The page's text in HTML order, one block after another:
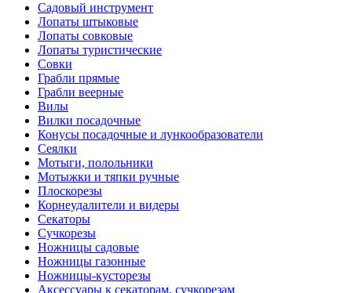
Садовый инструмент
Лопаты штыковые
Лопаты совковые
Лопаты туристические
Совки
Грабли прямые
Грабли веерные
Вилы
Вилки посадочные
Конусы посадочные и лункообразователи
Сеялки
Мотыги, полольники
Мотыжки и тяпки ручные
Плоскорезы
Корнеудалители и видеры
Секаторы
Сучкорезы
Ножницы садовые
Ножницы газонные
Ножницы-кусторезы
Аксессуары к секаторам, сучкорезам